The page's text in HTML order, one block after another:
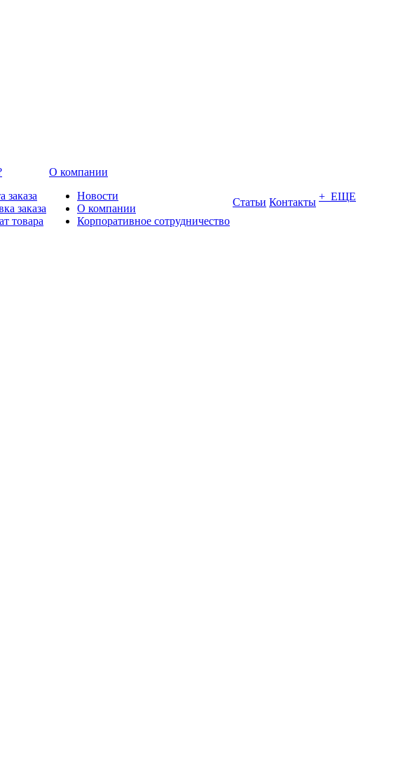
заказа
заказа
товара
О компании
Новости
О компании
Корпоративное сотрудничество
Статьи Контакты + ЕЩЕ